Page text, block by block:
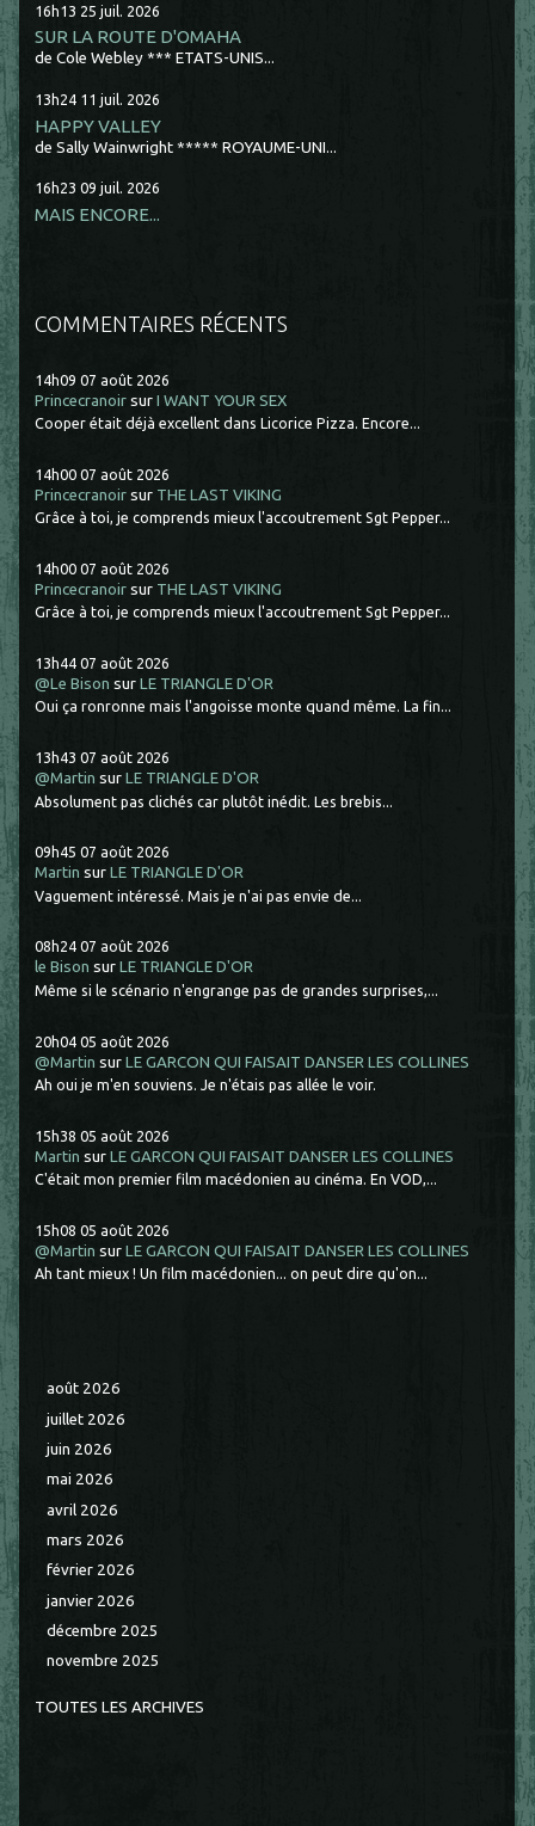
16h13 25 juil. 2026
SUR LA ROUTE D'OMAHA
de Cole Webley *** ETATS-UNIS...
13h24 11 juil. 2026
HAPPY VALLEY
de Sally Wainwright ***** ROYAUME-UNI...
16h23 09 juil. 2026
MAIS ENCORE...
COMMENTAIRES RÉCENTS
14h09 07 août 2026
Princecranoir surI WANT YOUR SEX
Cooper était déjà excellent dans Licorice Pizza. Encore...
14h00 07 août 2026
Princecranoir sur THE LAST VIKING
Grâce à toi, je comprends mieux l'accoutrement Sgt Pepper...
14h00 07 août 2026
Princecranoir sur THE LAST VIKING
Grâce à toi, je comprends mieux l'accoutrement Sgt Pepper...
13h44 07 août 2026
@Le Bison surLE TRIANGLE D'OR
Oui ça ronronne mais l'angoisse monte quand même. La fin...
13h43 07 août 2026
@Martin surLE TRIANGLE D'OR
Absolument pas clichés car plutôt inédit. Les brebis...
09h45 07 août 2026
Martin surLE TRIANGLE D'OR
Vaguement intéressé. Mais je n'ai pas envie de...
08h24 07 août 2026
le Bison surLE TRIANGLE D'OR
Même si le scénario n'engrange pas de grandes surprises,...
20h04 05 août 2026
@Martin surLE GARCON QUI FAISAIT DANSER LES COLLINES
Ah oui je m'en souviens. Je n'étais pas allée le voir.
15h38 05 août 2026
Martin surLE GARCON QUI FAISAIT DANSER LES COLLINES
C'était mon premier film macédonien au cinéma. En VOD,...
15h08 05 août 2026
@Martin surLE GARCON QUI FAISAIT DANSER LES COLLINES
Ah tant mieux ! Un film macédonien... on peut dire qu'on...
août 2026
juillet 2026
juin 2026
mai 2026
avril 2026
mars 2026
février 2026
janvier 2026
décembre 2025
novembre 2025
TOUTES LES ARCHIVES